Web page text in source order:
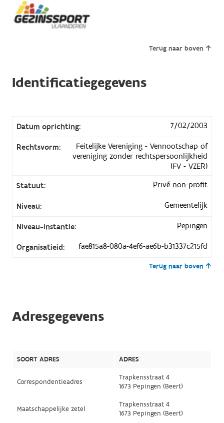
Terug naar boven
Identificatiegegevens
Datum oprichting: 7/02/2003
Rechtsvorm:
Feitelijke Vereniging - Vennootschap of
vereniging zonder rechtspersoonlijkheid
(FV - VZER)
Statuut:
Privé non-profit
Niveau: Gemeentelijk
Niveau-instantie: Pepingen
Organisatieid: fae815a8-080a-4ef6-ae6b-b31337c215fd
Terug naar boven
Adresgegevens
SOORT ADRES ADRES
Correspondentieadres
Trapkensstraat 4
1673 Pepingen (Beert)
Maatschappelijke zetel
Trapkensstraat 4
1673 Pepingen (Beert)